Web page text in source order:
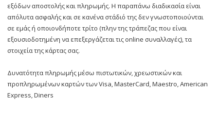
εξόδων αποστολής και πληρωμής. Η παραπάνω διαδικασία είναι
απόλυτα ασφαλής και σε κανένα στάδιό της δεν γνωστοποιούνται
σε εμάς ή οποιονδήποτε τρίτο (πλην της τράπεζας που είναι
εξουσιοδοτημένη να επεξεργάζεται τις online συναλλαγές), τα
στοιχεία της κάρτας σας.
Δυνατότητα πληρωμής μέσω πιστωτικών, χρεωστικών και
προπληρωμένων καρτών των Visa, MasterCard, Maestro, American
Express, Diners